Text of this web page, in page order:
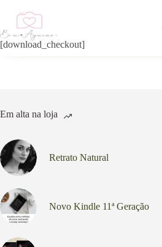
conteúdo
[download_checkout]
Em alta na loja
Retrato Natural
Novo Kindle 11ª Geração